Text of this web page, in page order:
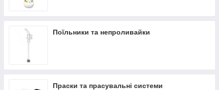
Поїльники та непроливайки
Праски та прасувальні системи